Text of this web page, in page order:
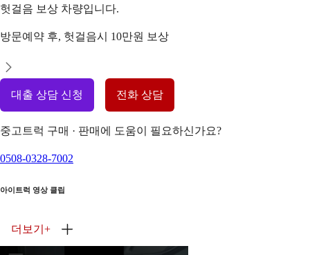
헛걸음 보상 차량입니다.
방문예약 후, 헛걸음시 10만원 보상
대출 상담 신청 전화 상담
중고트럭 구매 · 판매에 도움이 필요하신가요?
0508-0328-7002
아이트럭 영상 클립
더보기 +